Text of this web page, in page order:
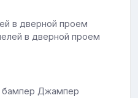
в дверной проем